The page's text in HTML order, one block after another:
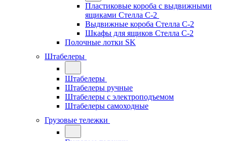
Пластиковые короба с выдвижными
ящиками Стелла С-2
Выдвижные короба Стелла С-2
Шкафы для ящиков Стелла С-2
Полочные лотки SK
Штабелеры
Штабелеры
Штабелеры ручные
Штабелеры с электроподъемом
Штабелеры самоходные
Грузовые тележки